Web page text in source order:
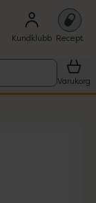
Kundklubb Recept
Varukorg